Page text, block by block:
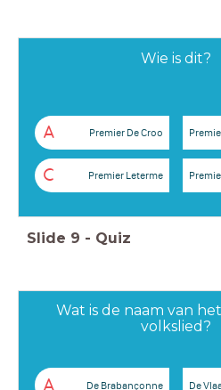
Wie is dit?
A Premier De Croo
C Premier Leterme
Slide 9 - Quiz
Wat is de naam van
volkslied?
A De Brabançonne De